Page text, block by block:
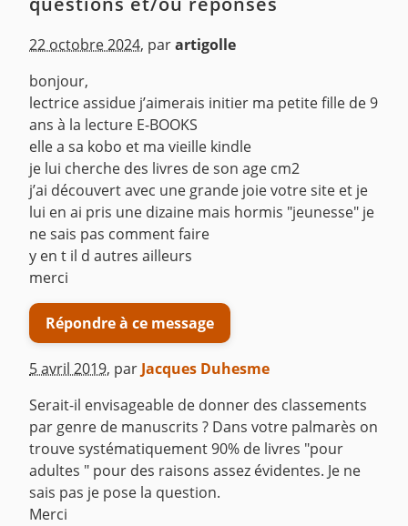
22 octobre 2024, parartigolle
bonjour,
lectrice assidue j’aimerais initier ma petite fille de 9
ans à la lecture E-BOOKS
elle a sa kobo et ma vieille kindle
je lui cherche des livres de son age cm2
j’ai découvert avec une grande joie votre site et je
lui en ai pris une dizaine mais hormis "jeunesse" je
ne sais pas comment faire
y en t il d autres ailleurs
merci
Répondre à ce message
5 avril 2019, par Jacques Duhesme
Serait-il envisageable de donner des classements
par genre de manuscrits ? Dans votre palmarès on
trouve systématiquement 90% de livres "pour
adultes " pour des raisons assez évidentes. Je ne
sais pas je pose la question.
Merci